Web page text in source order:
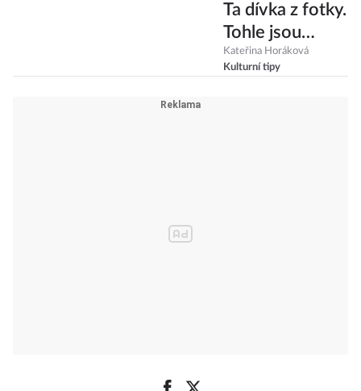
Ta dívka z fotky.
Tohle jsou
nejlepší true
crime filmy a
Kateřina Horáková
Kulturní tipy